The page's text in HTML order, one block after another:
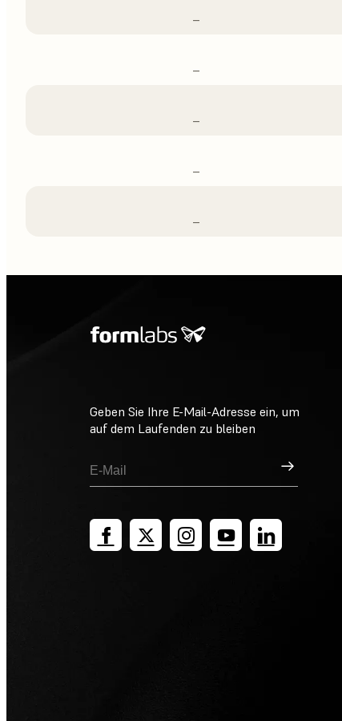
–
–
–
–
–
Geben Sie Ihre E-Mail-Adresse ein, um
auf dem Laufenden zu bleiben
Registrieren